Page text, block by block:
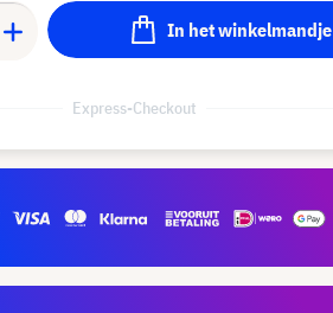
In het winkelmandje
Express-Checkout